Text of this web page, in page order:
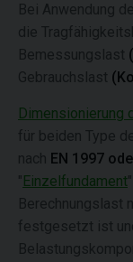
Bei Anwendung
die
Bemessungslast
Gebrauchslast
Dimensionierung
für beiden Type
nach EN 1997
"Einzelfundament
Berechnungslast
festgesetzt ist